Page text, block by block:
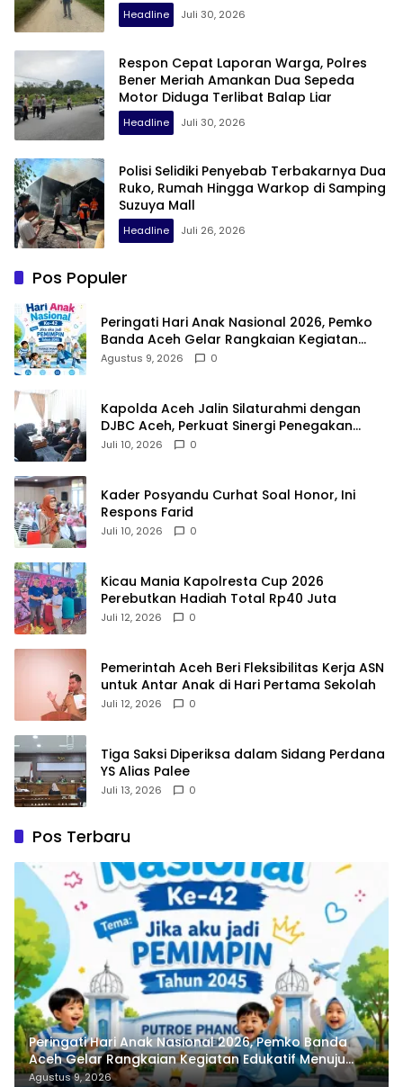
Headline Juli 30, 2026
Respon Cepat Laporan Warga, Polres
Bener Meriah Amankan Dua Sepeda
Motor Diduga Terlibat Balap Liar
Headline Juli 30, 2026
Polisi Selidiki Penyebab Terbakarnya Dua
Ruko, Rumah Hingga Warkop di Samping
Suzuya Mall
Headline Juli 26, 2026
Pos Populer
Peringati Hari Anak Nasional 2026, Pemko
Banda Aceh Gelar Rangkaian Kegiatan
Edukatif Menuju Indonesia Emas
Agustus 9, 2026 0
Kapolda Aceh Jalin Silaturahmi dengan
DJBC Aceh, Perkuat Sinergi Penegakan
Hukum
Juli 10, 2026 0
Kader Posyandu Curhat Soal Honor, Ini
Respons Farid
Juli 10, 2026 0
Kicau Mania Kapolresta Cup 2026
Perebutkan Hadiah Total Rp40 Juta
Juli 12, 2026 0
Pemerintah Aceh Beri Fleksibilitas Kerja ASN
untuk Antar Anak di Hari Pertama Sekolah
Juli 12, 2026 0
Tiga Saksi Diperiksa dalam Sidang Perdana
YS Alias Palee
Juli 13, 2026 0
Pos Terbaru
Peringati Hari Anak Nasional 2026, Pemko Banda
Aceh Gelar Rangkaian Kegiatan Edukatif Menuju
Indonesia Emas
Agustus 9, 2026